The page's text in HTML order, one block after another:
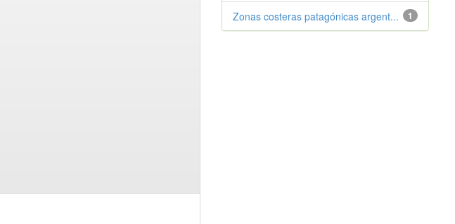
1
Zonas costeras patagónicas argent...